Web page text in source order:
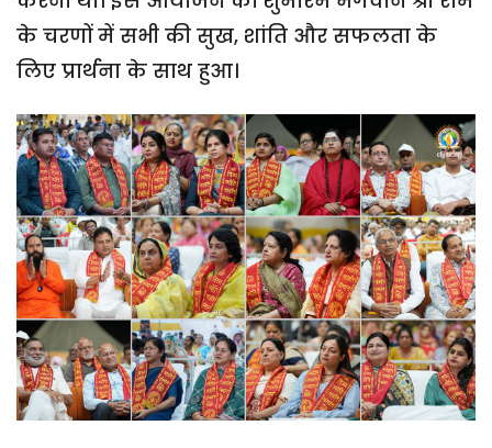
के चरणों में सभी की सुख, शांति और सफलता के
लिए प्रार्थना के साथ हुआ।